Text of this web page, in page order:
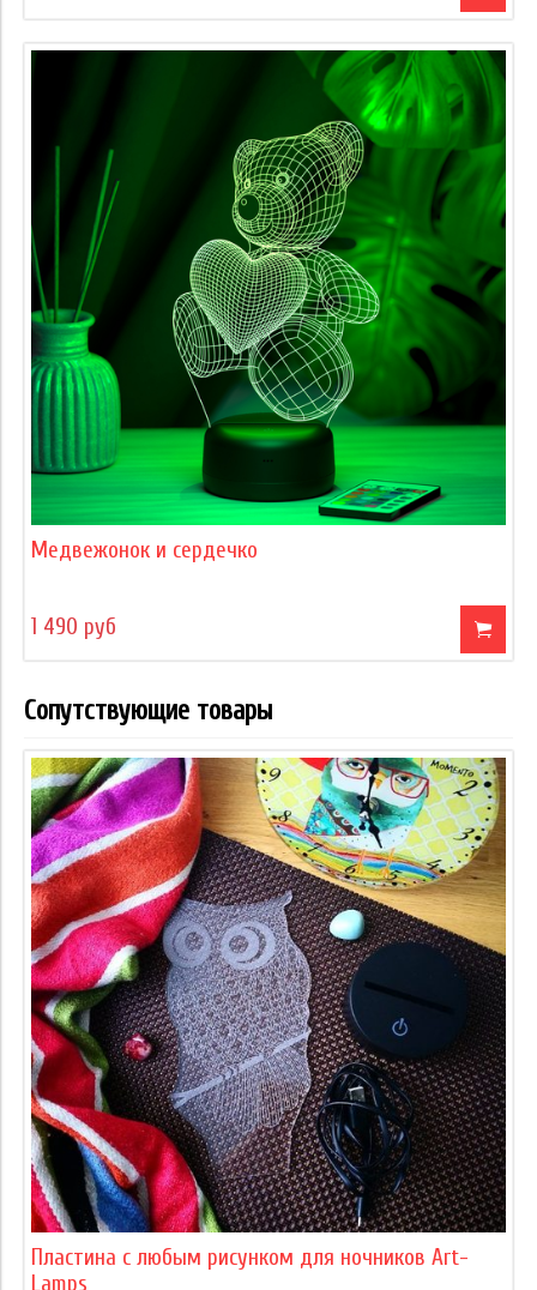
Медвежонок и сердечко
1 490 руб
Сопутствующие товары
Пластина с любым рисунком для ночников Art-
Lamps